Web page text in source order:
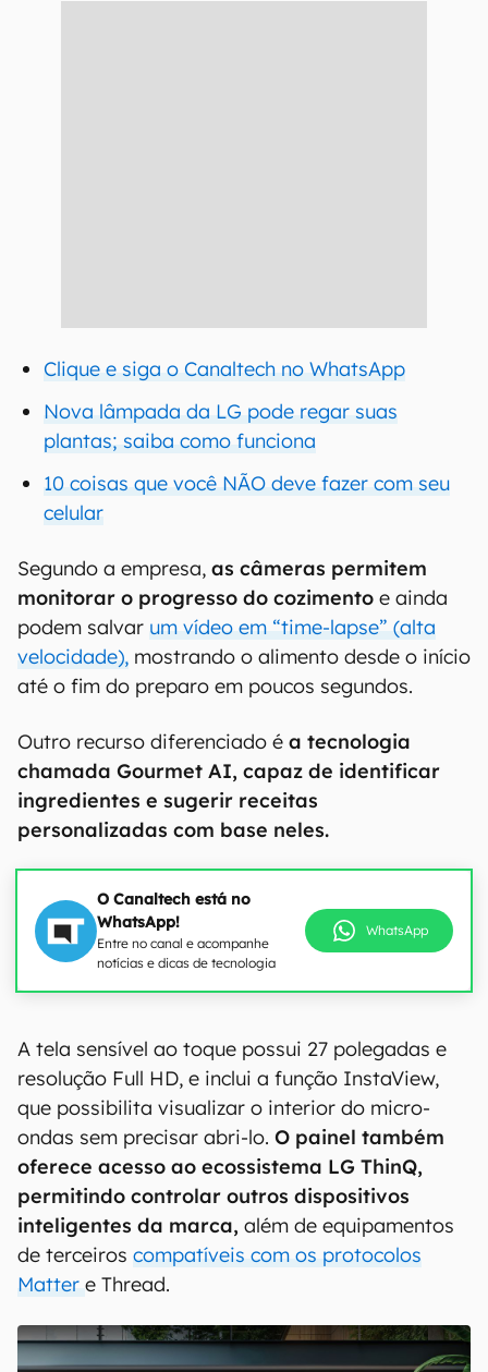
Clique e siga o Canaltech no WhatsApp
Nova lâmpada da LG pode regar suas
plantas; saiba como funciona
10 coisas que você NÃO deve fazer com seu
celular
Segundo a empresa, as câmeras permitem
monitorar o progresso do cozimento e ainda
podem salvar um vídeo em “time-lapse” (alta
velocidade), mostrando o alimento desde o início
até o fim do preparo em poucos segundos.
Outro recurso diferenciado é a tecnologia
chamada Gourmet AI, capaz de identificar
ingredientes e sugerir receitas
personalizadas com base neles.
O Canaltech está no
WhatsApp!
Entre no canal e acompanhe
notícias e dicas de tecnologia
WhatsApp
00:00/04:51
resolução Full HD, e inclui a função InstaView,
que possibilita visualizar o interior do micro-